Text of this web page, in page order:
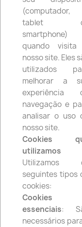
(computador,
tablet
smartphone)
quando
nosso site. Eles
utilizados
melhorar a
experiência
navegação e
analisar o uso
nosso site.
Cookies
utilizamos
Utilizamos
seguintes tipos
cookies:
Cookies
essenciais:
necessários